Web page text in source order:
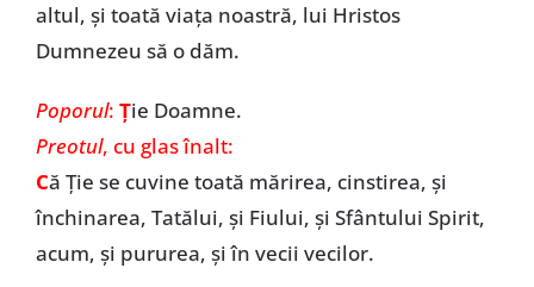
altul, și toată viața noastră, lui Hristos
Dumnezeu să o dăm.
Poporul: Ție Doamne.
Preotul, cu glas înalt:
Că Ție se cuvine toată mărirea, cinstirea, și
închinarea, Tatălui, și Fiului, și Sfântului Spirit,
acum, și pururea, și în vecii vecilor.